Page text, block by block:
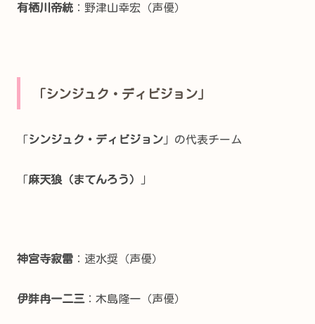
有栖川帝統 ：野津山幸宏（声優）
「シンジュク・ディビジョン」
「 シンジュク・ディビジョン 」の代表チーム
「麻天狼（まてんろう） 」
神宮寺寂雷 ：速水奨（声優）
伊弉冉一二三 ：木島隆一（声優）